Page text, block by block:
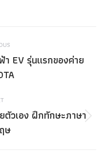
า EV รุ่นแรกของค่าย
ตัวเอง ฝึกทักษะภาษา
ษ